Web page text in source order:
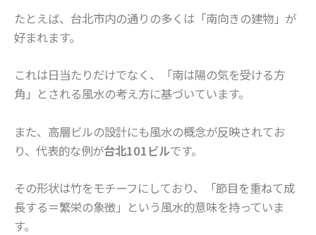
たとえば、台北市内の通りの多くは「南向きの建物」が
好まれます。
これは日当たりだけでなく、「南は陽の気を受ける方
角」とされる風水の考え方に基づいています。
また、高層ビルの設計にも風水の概念が反映されてお
り、代表的な例が台北101ビルです。
その形状は竹をモチーフにしており、「節目を重ねて成
長する＝繁栄の象徴」という風水的意味を持っていま
す。